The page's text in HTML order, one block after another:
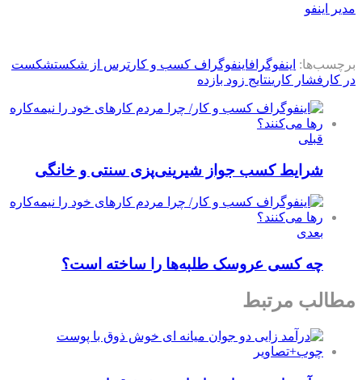
مدیر اینفو
برچسب‌ها: اینفوگرافاینفوگراف کسب و کار ترس از شکستشکست
در کار فشار کارینتایج زود بازده
قبلی
شرایط کسب جواز شیرینی­‌پزی ­سنتی ­و خانگی
بعدی
چه کسی عروسک طلبه‌ها را ساخته است؟
مطالب مرتبط